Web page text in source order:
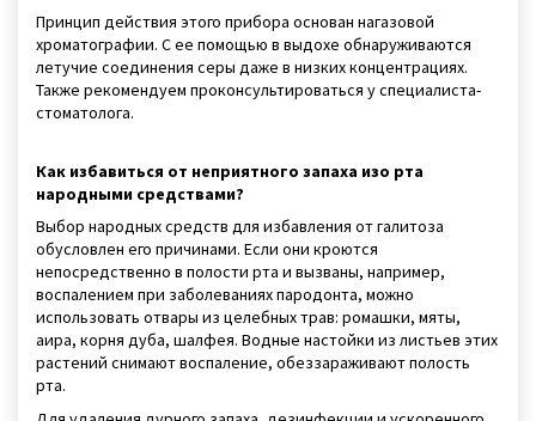
Принцип действия этого прибора основан нагазовой
хроматографии. С ее помощью в выдохе обнаруживаются
летучие соединения серы даже в низких концентрациях.
Также рекомендуем проконсультироваться у специалиста-
стоматолога.
Как избавиться от неприятного запаха изо рта
народными средствами?
Выбор народных средств для избавления от галитоза
обусловлен его причинами. Если они кроются
непосредственно в полости рта и вызваны, например,
воспалением при заболеваниях пародонта, можно
использовать отвары из целебных трав: ромашки, мяты,
аира, корня дуба, шалфея. Водные настойки из листьев этих
растений снимают воспаление, обеззараживают полость
рта.